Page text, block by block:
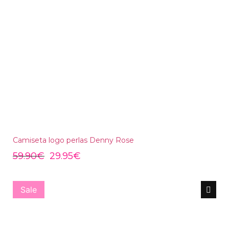
Camiseta logo perlas Denny Rose
59.90€ 29.95€
Sale